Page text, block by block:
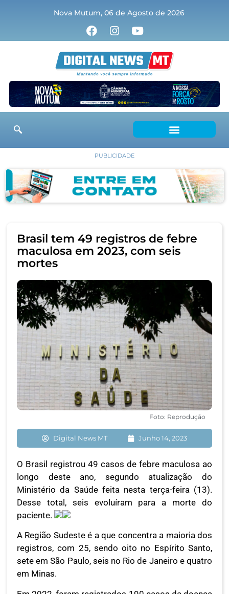
Nova Mutum, 06 de Agosto de 2026
PUBLICIDADE
Brasil tem 49 registros de febre
maculosa em 2023, com seis
mortes
Foto: Reprodução
Digital News MT Junho 14, 2023
O Brasil registrou 49 casos de febre maculosa ao
longo deste ano, segundo atualização do
Ministério da Saúde feita nesta terça-feira (13).
Desse total, seis evoluíram para a morte do
paciente.
A Região Sudeste é a que concentra a maioria dos
registros, com 25, sendo oito no Espírito Santo,
sete em São Paulo, seis no Rio de Janeiro e quatro
em Minas.